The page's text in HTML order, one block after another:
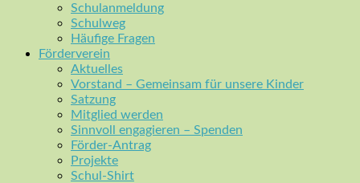
Schulanmeldung
Schulweg
Häufige Fragen
Förderverein
Aktuelles
Vorstand – Gemeinsam für unsere Kinder
Satzung
Mitglied werden
Sinnvoll engagieren – Spenden
Förder-Antrag
Projekte
Schul-Shirt